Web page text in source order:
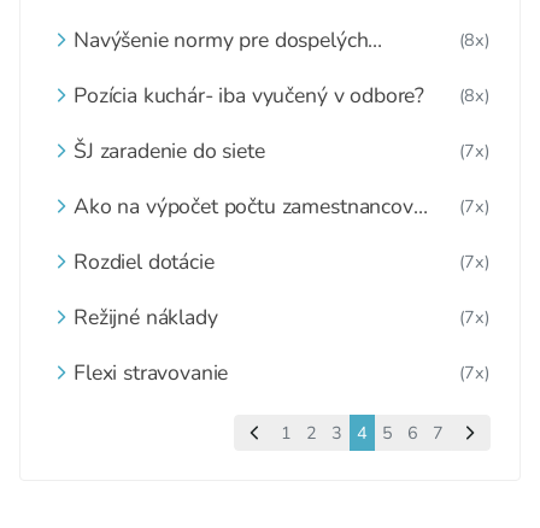
Navýšenie normy pre dospelých
(8x)
Pozícia kuchár- iba vyučený v odbore? (8x)
ŠJ zaradenie do siete (7x)
Ako na výpočet počtu zamestnancov
(7x)
Rozdiel dotácie (7x)
Režijné náklady (7x)
Flexi stravovanie (7x)
1 2 3 4 5 6 7